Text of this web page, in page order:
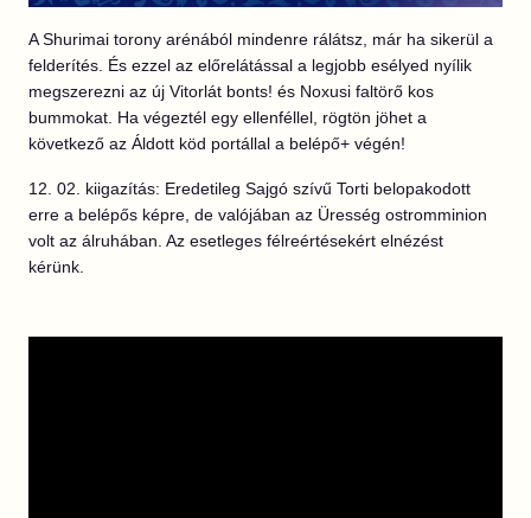
A Shurimai torony arénából mindenre rálátsz, már ha sikerül a
felderítés. És ezzel az előrelátással a legjobb esélyed nyílik
megszerezni az új Vitorlát bonts! és Noxusi faltörő kos
bummokat. Ha végeztél egy ellenféllel, rögtön jöhet a
következő az Áldott köd portállal a belépő+ végén!
12. 02. kiigazítás: Eredetileg Sajgó szívű Torti belopakodott
erre a belépős képre, de valójában az Üresség ostromminion
volt az álruhában. Az esetleges félreértésekért elnézést
kérünk.